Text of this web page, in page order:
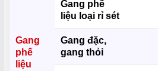
Gang
phế
liệu
Gang phế
liệu loại rỉ sét
Gang đặc,
gang thỏi